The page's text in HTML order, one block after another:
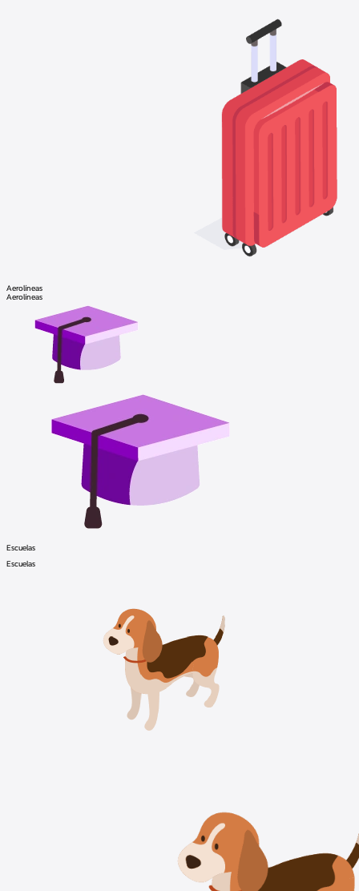
Aerolíneas
Aerolíneas
Escuelas
Escuelas